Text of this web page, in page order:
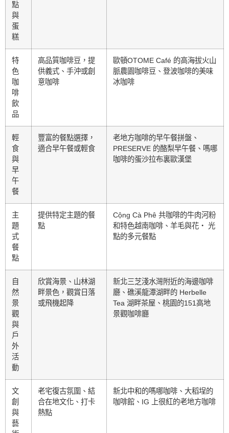
點
與
蛋
糕
特
色
咖
啡
飲
品
高品質咖啡豆，提
供義式、手沖或創
意咖啡
歐頓OTOME Café 的高海拔火山
脈農園咖啡豆、登波咖啡的美味
冰咖啡
輕
食
與
早
午
餐
豐富的餐點選擇，
適合早午餐或輕食
老地方咖啡的早午餐拼盤、
PRESERVE 的酪梨早午餐、嗎哪
咖啡的蛋沙拉布裏歐漢堡
主
題
式
餐
點
提供特定主題的餐
點
Cộng Cà Phê 共咖啡的牛肉河粉
和特色越南咖啡、羊毛與花‧ 光
點的多元餐點
自
然
景
觀
與
戶
外
活
動
欣賞海景、山林湖
畔景色，觀賞日落
或飛機起降
新北三芝淺水灣附近的海邊咖啡
廳、礁溪龍潭湖畔的 Herbelle
Tea 湖畔茶屋、桃園的151高地
景觀咖啡廳
文
創
與
藝
老宅復古氛圍、結
合在地文化、打卡
熱點
新北中和的嗎哪咖啡、大稻埕的
咖啡館、IG 上很紅的老地方咖啡